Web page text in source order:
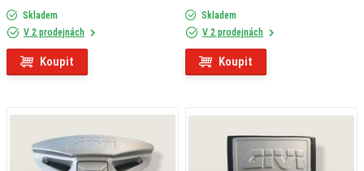
SILVER Z2496G779R
Skladem
V 2 prodejnách
Koupit
SCREW Z2495R
Skladem
V 2 prodejnách
Koupit